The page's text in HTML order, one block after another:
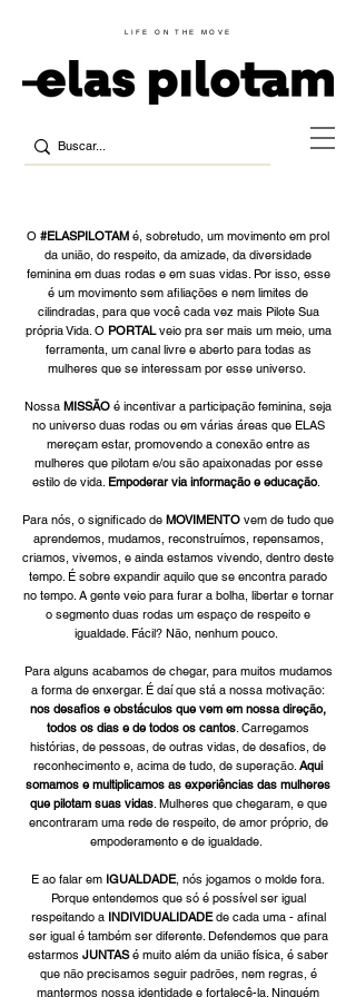
LIFE ON THE MOVE
O #ELASPILOTAM é, sobretudo, um movimento em prol
da união, do respeito, da amizade, da diversidade
feminina em duas rodas e em suas vidas. Por isso, esse
é um movimento sem afiliações e nem limites de
cilindradas, para que você cada vez mais Pilote Sua
própria Vida. O PORTALveio pra ser mais um meio, uma
ferramenta, um canal livre e aberto para todas as
mulheres que se interessam por esse universo.
Nossa MISSÃO é incentivar a participação feminina, seja
no universo duas rodas ou em várias áreas que ELAS
mereçam estar, promovendo a conexão entre as
mulheres que pilotam e/ou são apaixonadas por esse
estilo de vida. Empoderar via informação e educação.
Para nós, o significado de MOVIMENTO vem de tudo que
aprendemos, mudamos, reconstruímos, repensamos,
criamos, vivemos, e ainda estamos vivendo, dentro deste
tempo. É sobre expandir aquilo que se encontra parado
no tempo. A gente veio para furar a bolha, libertar e tornar
o segmento duas rodas um espaço de respeito e
igualdade. Fácil? Não, nenhum pouco.
Para alguns acabamos de chegar, para muitos mudamos
a forma de enxergar. É daí que stá a nossa motivação:
nos desafios e obstáculos que vem em nossa direção,
todos os dias e de todos os cantos. Carregamos
histórias, de pessoas, de outras vidas, de desafios, de
reconhecimento e, acima de tudo, de superação.Aqui
somamos e multiplicamos as experiências das mulheres
que pilotam suas vidas. Mulheres que chegaram, e que
encontraram uma rede de respeito, de amor próprio, de
empoderamento e de igualdade.
E ao falar em IGUALDADE, nós jogamos o molde fora.
Porque entendemos que só é possível ser igual
respeitando a INDIVIDUALIDADEde cada uma - afinal
ser igual é também ser diferente. Defendemos que para
estarmos JUNTASé muito além da união física, é saber
que não precisamos seguir padrões, nem regras, é
mantermos nossa identidade e fortalecê-la. Ninguém